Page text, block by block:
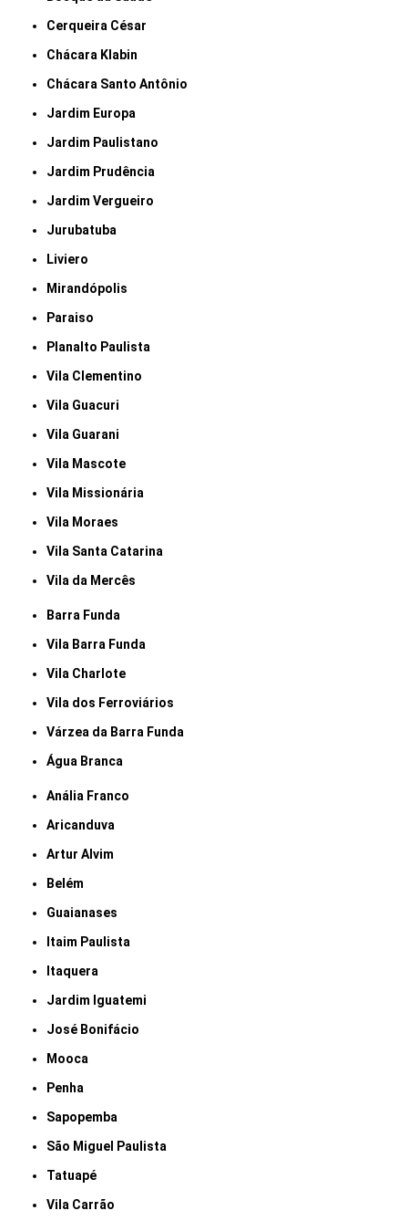
Cerqueira César
Chácara Klabin
Chácara Santo Antônio
Jardim Europa
Jardim Paulistano
Jardim Prudência
Jardim Vergueiro
Jurubatuba
Liviero
Mirandópolis
Paraiso
Planalto Paulista
Vila Clementino
Vila Guacuri
Vila Guarani
Vila Mascote
Vila Missionária
Vila Moraes
Vila Santa Catarina
Vila da Mercês
Barra Funda
Vila Barra Funda
Vila Charlote
Vila dos Ferroviários
Várzea da Barra Funda
Água Branca
Anália Franco
Aricanduva
Artur Alvim
Belém
Guaianases
Itaim Paulista
Itaquera
Jardim Iguatemi
José Bonifácio
Mooca
Penha
Sapopemba
São Miguel Paulista
Tatuapé
Vila Carrão